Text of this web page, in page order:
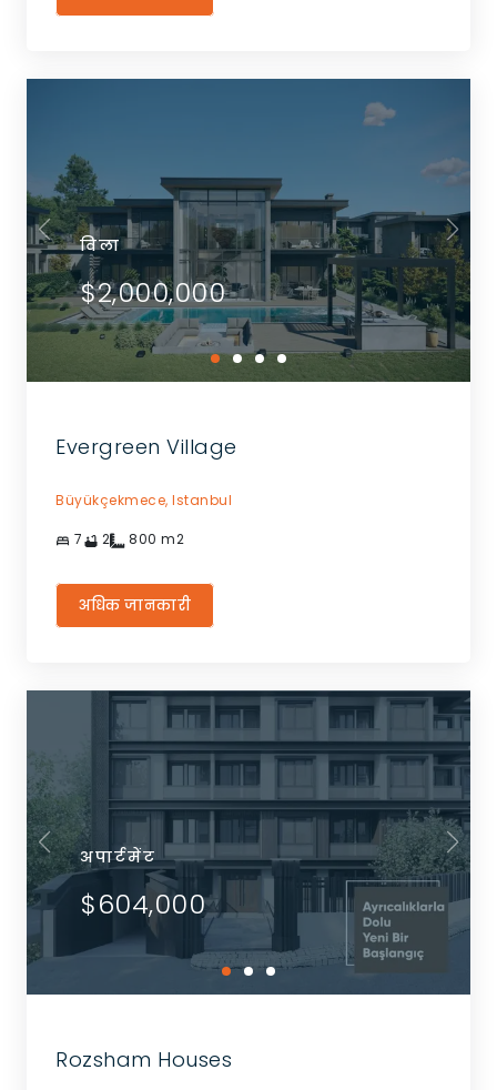
विला
$2,000,000
Evergreen Village
Büyükçekmece, Istanbul
7 2 800 m2
अधिक जानकारी
अपार्टमेंट
$604,000
Rozsham Houses